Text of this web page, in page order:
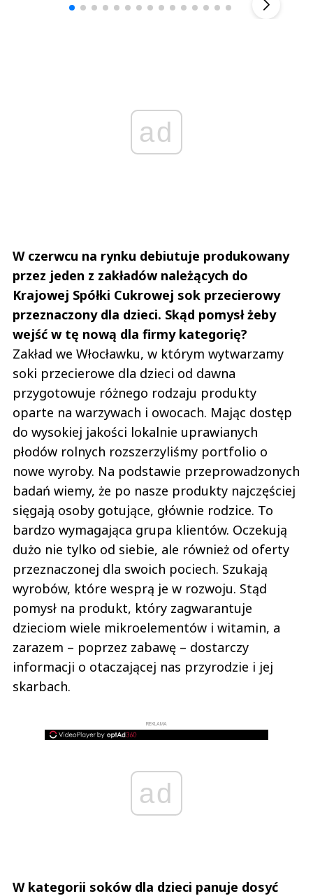
ad
W czerwcu na rynku debiutuje produkowany
przez jeden z zakładów należących do
Krajowej Spółki Cukrowej sok przecierowy
przeznaczony dla dzieci. Skąd pomysł żeby
wejść w tę nową dla firmy kategorię?
Zakład we Włocławku, w którym wytwarzamy
soki przecierowe dla dzieci od dawna
przygotowuje różnego rodzaju produkty
oparte na warzywach i owocach. Mając dostęp
do wysokiej jakości lokalnie uprawianych
płodów rolnych rozszerzyliśmy portfolio o
nowe wyroby. Na podstawie przeprowadzonych
badań wiemy, że po nasze produkty najczęściej
sięgają osoby gotujące, głównie rodzice. To
bardzo wymagająca grupa klientów. Oczekują
dużo nie tylko od siebie, ale również od oferty
przeznaczonej dla swoich pociech. Szukają
wyrobów, które wesprą je w rozwoju. Stąd
pomysł na produkt, który zagwarantuje
dzieciom wiele mikroelementów i witamin, a
zarazem – poprzez zabawę – dostarczy
informacji o otaczającej nas przyrodzie i jej
skarbach.
REKLAMA
ad
W kategorii soków dla dzieci panuje dosyć